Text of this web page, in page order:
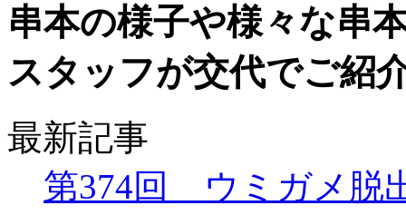
串本の様子や様々な串
スタッフが交代でご紹
最新記事
第374回 ウミガメ脱